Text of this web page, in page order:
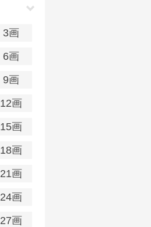
3画
6画
9画
12画
15画
18画
21画
24画
27画